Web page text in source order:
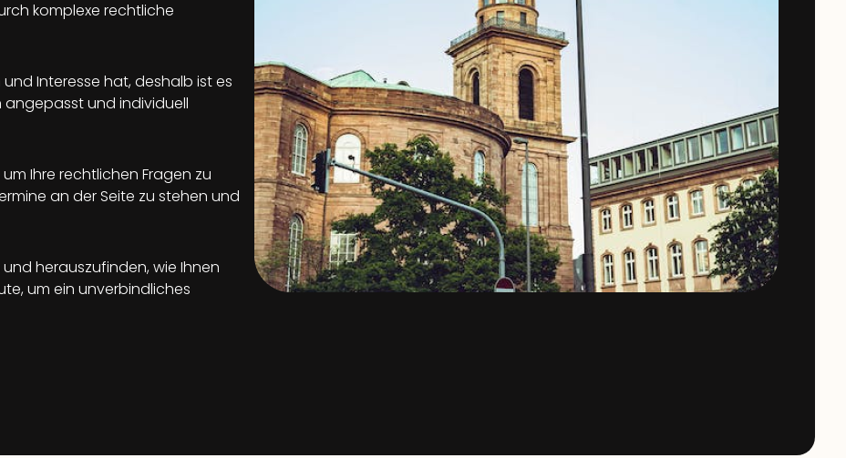
komplexe rechtliche
Interesse hat, deshalb ist es
angepasst und individuell
Ihre rechtlichen Fragen zu
an der Seite zu stehen und
herauszufinden, wie Ihnen
um ein unverbindliches